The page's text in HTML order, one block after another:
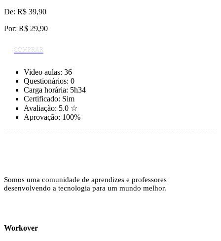
De: R$ 39,90
Por: R$ 29,90
COMPRAR
Video aulas: 36
Questionários: 0
Carga horária: 5h34
Certificado: Sim
Avaliação: 5.0 ☆
Aprovação: 100%
Somos uma comunidade de aprendizes e professores
desenvolvendo a tecnologia para um mundo melhor.
Workover